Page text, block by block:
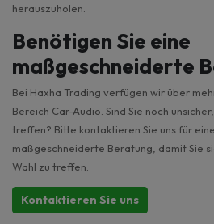
herauszuholen.
Benötigen Sie eine
maßgeschneiderte
Bei Haxha Trading verfügen wir über
Bereich Car-Audio. Sind Sie noch
treffen? Bitte kontaktieren Sie uns für
maßgeschneiderte Beratung, damit Sie
Wahl zu treffen.
Kontaktieren Sie uns